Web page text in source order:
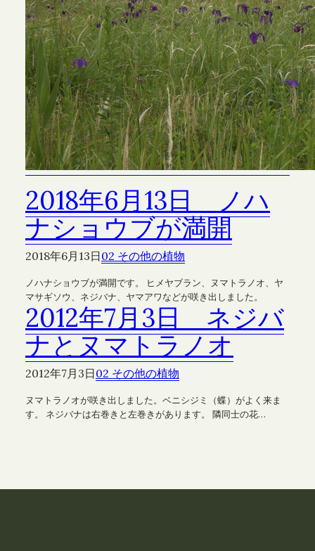
2018年6月13日 ノハ
ナショウブが満開
2018年6月13日02 その他の植物
ノハナショウブが満開です。 ヒメヤブラン、ヌマトラノオ、ヤ
マサギソウ、ネジバナ、ヤマアワなどが咲き出しました。
2012年7月3日 ネジバ
ナとヌマトラノオ
2012年7月3日02 その他の植物
ヌマトラノオが咲き出しました。ベニシジミ（蝶）がよく来ま
す。 ネジバナは右巻きと左巻きがあります。 隣同士の花…